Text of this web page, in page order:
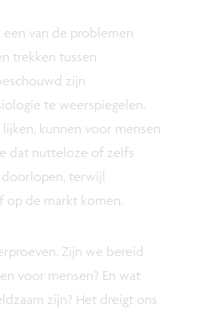
van de problemen
trekken tussen
zijn
te weerspiegelen.
kunnen voor mensen
dat nutteloze of zelfs
terwijl
de markt komen.
Zijn we bereid
voor mensen? En wat
zijn? Het dreigt ons